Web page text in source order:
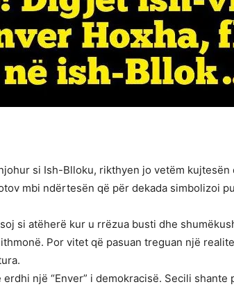
si Ish-Blloku, rikthyen jo vetëm
mbi ndërtesën që për dekada simbolizoi
si atëherë kur u rrëzua busti dhe
Por vitet që pasuan treguan një
një “Enver” i demokracisë. Secili